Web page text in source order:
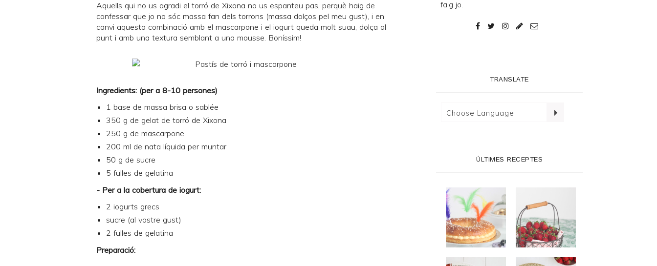
Aquells qui no us agradi el torró de Xixona no us espanteu pas, perquè haig de
confessar que jo no sóc massa fan dels torrons (massa dolços pel meu gust), i en
canvi aquesta combinació amb el mascarpone i el iogurt queda molt suau, dolça al
punt i amb una textura semblant a una mousse. Boníssim!
Ingredients: (per a 8-10 persones)
1 base de massa brisa o sablée
350 g de gelat de torró de Xixona
250 g de mascarpone
200 ml de nata líquida per muntar
50 g de sucre
5 fulles de gelatina
- Per a la cobertura de iogurt:
2 iogurts grecs
sucre (al vostre gust)
2 fulles de gelatina
Preparació:
faig jo.
TRANSLATE
ÚLTIMES RECEPTES